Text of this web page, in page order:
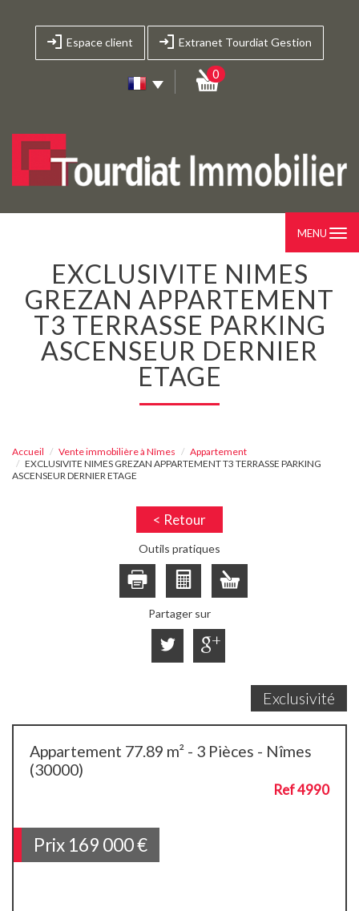
Espace client Extranet Tourdiat Gestion
0
MENU
EXCLUSIVITE NIMES
GREZAN APPARTEMENT
T3 TERRASSE PARKING
ASCENSEUR DERNIER
ETAGE
Accueil Vente immobilière à Nîmes
Appartement
EXCLUSIVITE NIMES GREZAN APPARTEMENT T3 TERRASSE PARKING
ASCENSEUR DERNIER ETAGE
< Retour
Outils pratiques
Partager sur
Exclusivité
Appartement 77.89 m² - 3 Pièces - Nîmes
(30000)
Ref 4990
Prix 169 000€